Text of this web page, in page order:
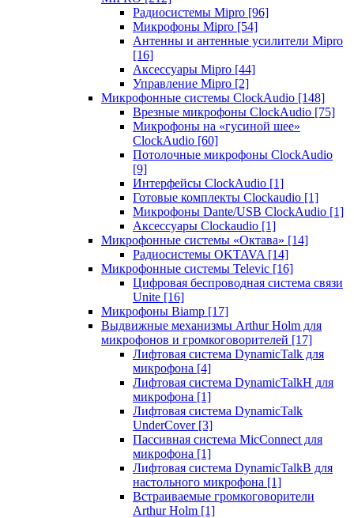
Радиосистемы Mipro [96]
Микрофоны Mipro [54]
Антенны и антенные усилители Mipro
[16]
Аксессуары Mipro [44]
Управление Mipro [2]
Микрофонные системы ClockAudio [148]
Врезные микрофоны ClockAudio [75]
Микрофоны на «гусиной шее»
ClockAudio [60]
Потолочные микрофоны ClockAudio
[9]
Интерфейсы ClockAudio [1]
Готовые комплекты Clockaudio [1]
Микрофоны Dante/USB ClockAudio [1]
Аксессуары Clockaudio [1]
Микрофонные системы «Октава» [14]
Радиосистемы OKTAVA [14]
Микрофонные системы Televic [16]
Цифровая беспроводная система связи
Unite [16]
Микрофоны Biamp [17]
Выдвижные механизмы Arthur Holm для
микрофонов и громкоговорителей [17]
Лифтовая система DynamicTalk для
микрофона [4]
Лифтовая система DynamicTalkH для
микрофона [1]
Лифтовая система DynamicTalk
UnderCover [3]
Пассивная система MicConnect для
микрофона [1]
Лифтовая система DynamicTalkB для
настольного микрофона [1]
Встраиваемые громкоговорители
Arthur Holm [1]